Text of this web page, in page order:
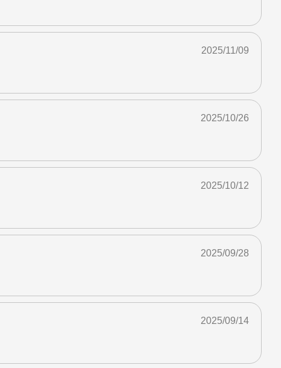
2025/11/09
2025/10/26
2025/10/12
2025/09/28
2025/09/14